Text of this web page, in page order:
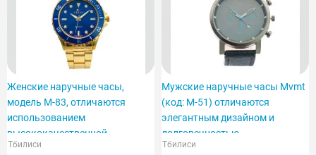
Женские наручные часы,
модель M-83, отличаются
использованием
высококачественной
нержавеющей стали.
Тбилиси
Мужские наручные часы Mvmt
(код: M-51) отличаются
элегантным дизайном и
долговечностью.
Тбилиси